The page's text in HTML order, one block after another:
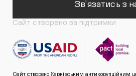
Зв'язатись з
Сайт створено за підтримки
Сайт створено Харківським антикорупційним